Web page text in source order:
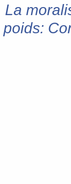
La
poids: